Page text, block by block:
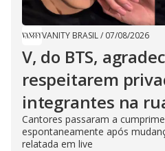
VANITY BRASIL/ 07/08/2026
V, do BTS,
respeitarem
integrantes na
Cantores passaram a
espontaneamente após
relatada em live